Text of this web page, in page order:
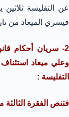
عن التفليسة
فيسري الميعاد من
2- سريان أحكام
وعلي ميعاد
التفليسة :
فتنص الفقرة الثالثة من المادة 565 من